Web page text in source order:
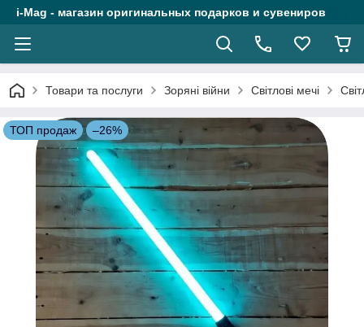
i-Mag - магазин оригинальных подарков и сувениров
Товари та послуги Зоряні війни Світлові мечі
ТОП продаж –26%